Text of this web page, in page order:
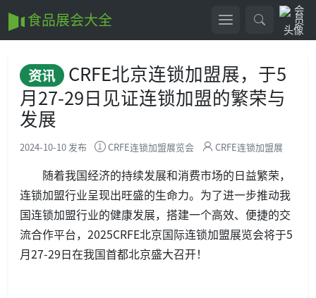
食品展会大全
资讯 CRFE北京连锁加盟展，于5
月27-29日见证连锁加盟的繁荣与
发展
2024-10-10 发布 CRFE连锁加盟展览会 CRFE连锁加盟展
随着我国经济的持续发展和消费市场的日益繁荣，
连锁加盟行业呈现出旺盛的生命力。为了进一步推动我
国连锁加盟行业的健康发展，搭建一个高效、便捷的交
流合作平台，2025CRFE北京国际连锁加盟展览会将于5
月27-29日在我国首都北京盛大召开！